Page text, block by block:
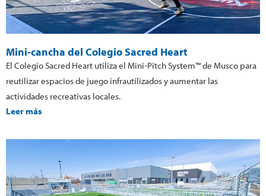
Mini-cancha del Colegio Sacred Heart
El Colegio Sacred Heart utiliza el Mini-Pitch System™ de Musco para
reutilizar espacios de juego infrautilizados y aumentar las
actividades recreativas locales.
Leer más